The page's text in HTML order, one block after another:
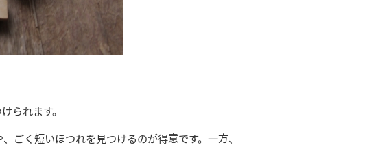
られます。
ごく短いほつれを見つけるのが得意です。一方、